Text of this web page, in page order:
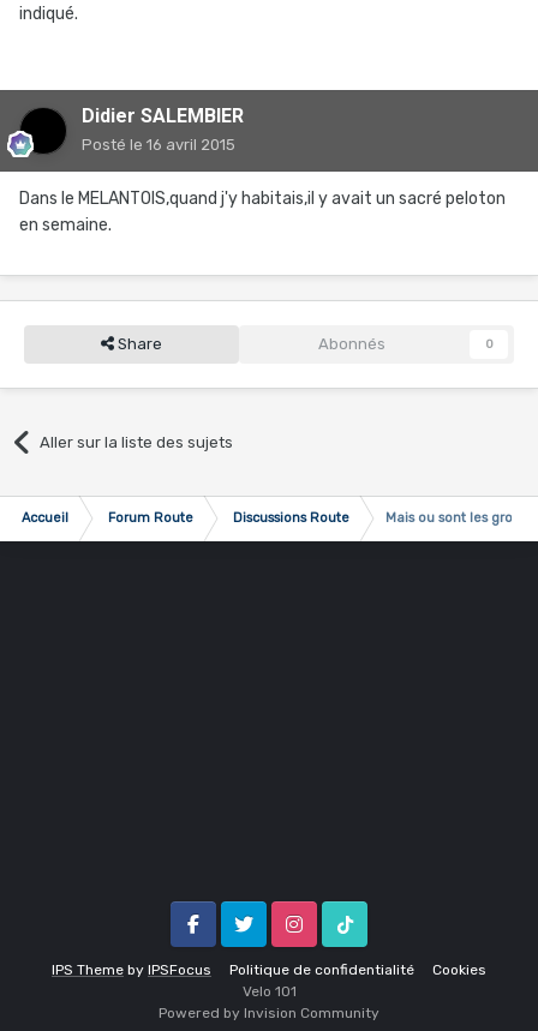
indiqué.
Didier SALEMBIER
Posté le 16 avril 2015
Dans le MELANTOIS,quand j'y habitais,il y avait un sacré peloton
en semaine.
Share Abonnés 0
Aller sur la liste des sujets
Accueil Forum Route Discussions Route Mais ou sont les
IPS Theme by IPSFocus Politique de confidentialité Cookies
FacebookTwitter InstagramTik Tok
Velo 1O1
Powered by Invision Community